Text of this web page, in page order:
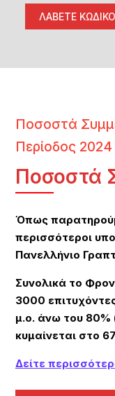
ΛΑΒΕΤΕ
Ποσοστά
Περίοδος
Ποσοστά
Όπως
περισσότεροι
Πανελλήνιο
Συνολικά το
3000
μ.ο. άνω του 80%
κυμαίνεται στο
Δείτε